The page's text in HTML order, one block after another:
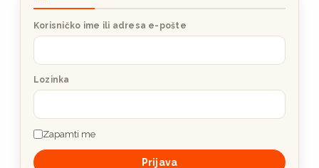
Korisničko ime ili adresa e-pošte
Lozinka
Zapamti me